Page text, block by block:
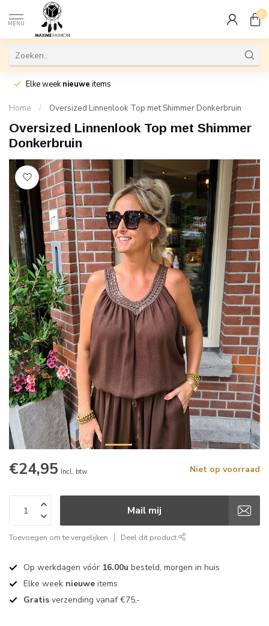
MENU
0
Elke weeknieuwe items
Home / Oversized Linnenlook Top met Shimmer Donkerbruin
Oversized Linnenlook Top met Shimmer
Donkerbruin
€24,95 Incl. btw Niet op voorraad
Mail mij
Toevoegen om te vergelijken Deel dit product
Op werkdagen vóór 16.00u besteld, morgen in huis
Elke week nieuwe items
Gratis verzending vanaf €75,-